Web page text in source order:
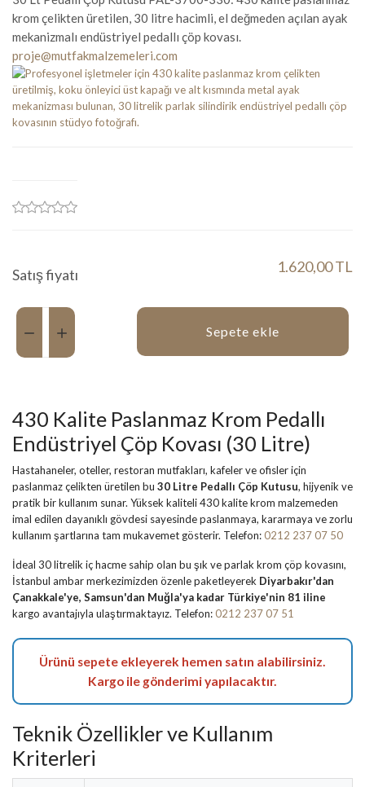
krom çelikten üretilen, 30 litre hacimli, el değmeden açılan ayak
mekanizmalı endüstriyel pedallı çöp kovası.
proje@mutfakmalzemeleri.com
Satış fiyatı 1.620,00 TL
Miktar:
Sepete ekle
430 Kalite Paslanmaz Krom Pedallı
Endüstriyel Çöp Kovası (30 Litre)
Hastahaneler, oteller, restoran mutfakları, kafeler ve ofisler için
paslanmaz çelikten üretilen bu 30 Litre Pedallı Çöp Kutusu, hijyenik ve
pratik bir kullanım sunar. Yüksek kaliteli 430 kalite krom malzemeden
imal edilen dayanıklı gövdesi sayesinde paslanmaya, kararmaya ve zorlu
kullanım şartlarına tam mukavemet gösterir. Telefon:0212 237 07 50
İdeal 30 litrelik iç hacme sahip olan bu şık ve parlak krom çöp kovasını,
İstanbul ambar merkezimizden özenle paketleyerek Diyarbakır'dan
Çanakkale'ye, Samsun'dan Muğla'ya kadar Türkiye'nin 81 iline
kargo avantajıyla ulaştırmaktayız. Telefon:0212 237 07 51
Ürünü sepete ekleyerek hemen satın alabilirsiniz.
Kargo ile gönderimi yapılacaktır.
Teknik Özellikler ve Kullanım
Kriterleri